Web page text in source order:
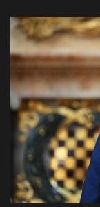
ԱԳ
լճի լողափերից
ամյա տղայի
02 Օգոստոս, 2026